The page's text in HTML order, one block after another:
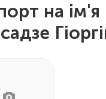
на ім'я